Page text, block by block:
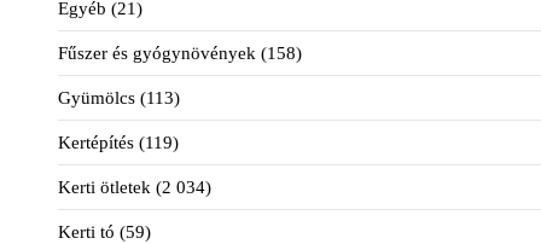
Egyéb (21)
Fűszer és gyógynövények (158)
Gyümölcs (113)
Kertépítés (119)
Kerti ötletek (2 034)
Kerti tó (59)